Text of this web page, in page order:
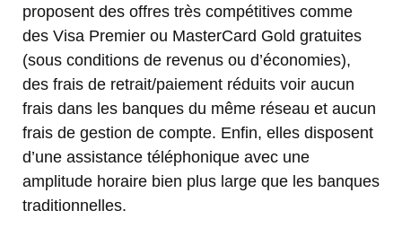
proposent des offres très compétitives comme
des Visa Premier ou MasterCard Gold gratuites
(sous conditions de revenus ou d’économies),
des frais de retrait/paiement réduits voir aucun
frais dans les banques du même réseau et aucun
frais de gestion de compte. Enfin, elles disposent
d’une assistance téléphonique avec une
amplitude horaire bien plus large que les banques
traditionnelles.